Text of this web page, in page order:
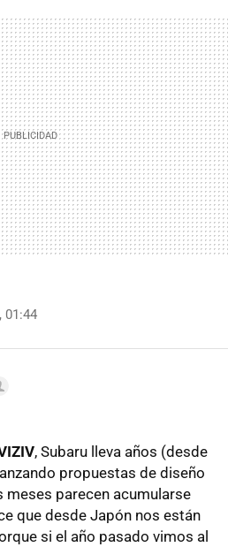
MAIL
01:44
, Subaru lleva años (desde
propuestas de diseño
parecen acumularse
que desde Japón nos están
si el año pasado vimos al